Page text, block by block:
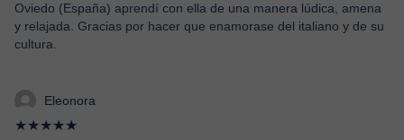
Oviedo (España) aprendí con ella de una manera lúdica, amena
y relajada. Gracias por hacer que enamorase del italiano y de su
cultura.
Eleonora
★★★★★